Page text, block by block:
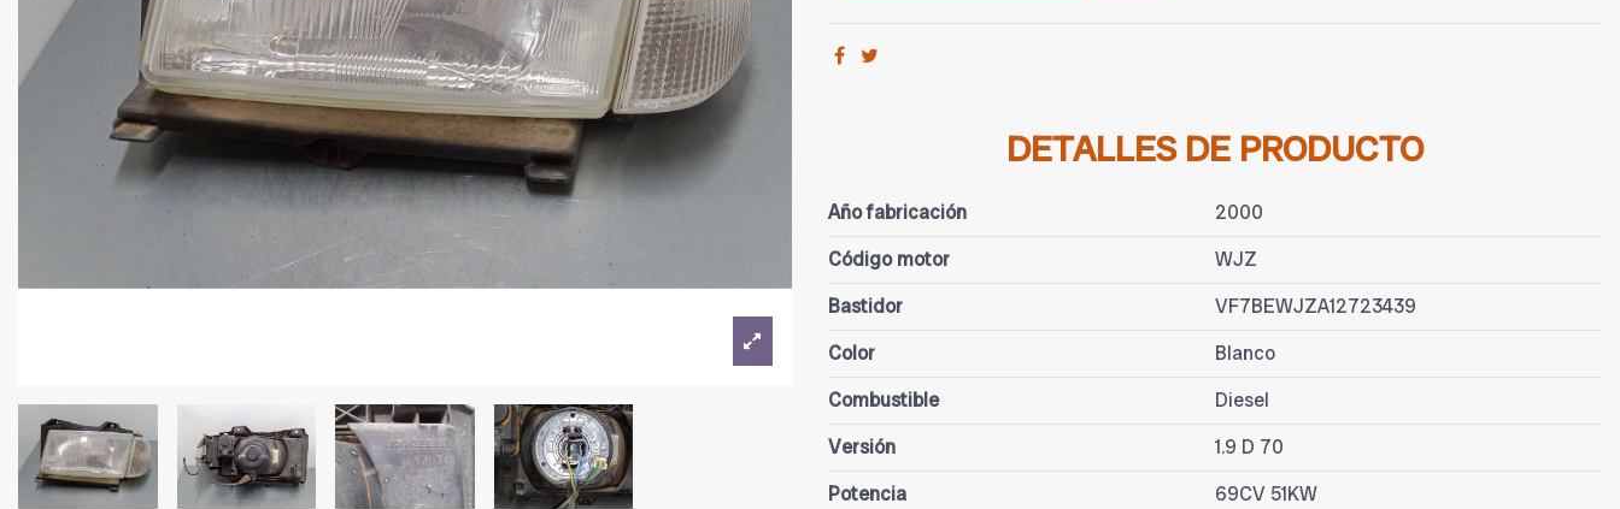
DETALLES DE PRODUCTO
Año fabricación
2000
Código motor
WJZ
Bastidor
VF7BEWJZA12723439
Color
Blanco
Combustible
Diesel
Versión
1.9 D 70
Potencia
69CV 51KW